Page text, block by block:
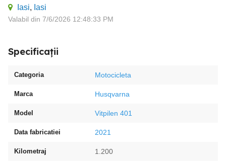
Iasi, Iasi
Valabil din 7/6/2026 12:48:33 PM
Specificații
Categoria Motocicleta
Marca Husqvarna
Model Vitpilen 401
Data fabricatiei 2021
Kilometraj 1.200